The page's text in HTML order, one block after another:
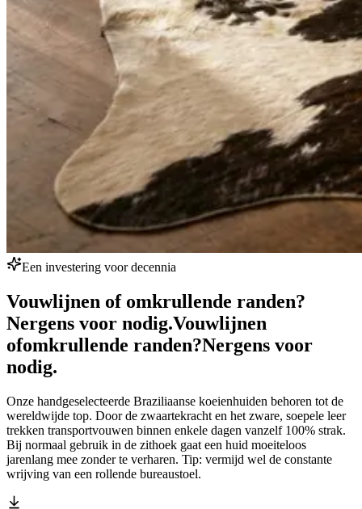
Een investering voor decennia
Vouwlijnen of omkrullende randen?
Nergens voor nodig.Vouwlijnen
ofomkrullende randen?Nergens voor
nodig.
Onze handgeselecteerde Braziliaanse koeienhuiden behoren tot de
wereldwijde top. Door de zwaartekracht en het zware, soepele leer
trekken transportvouwen binnen enkele dagen vanzelf 100% strak.
Bij normaal gebruik in de zithoek gaat een huid moeiteloos
jarenlang mee zonder te verharen. Tip: vermijd wel de constante
wrijving van een rollende bureaustoel.